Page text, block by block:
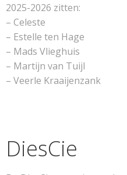
2025-2026 zitten:
– Celeste
– Estelle ten Hage
– Mads Vlieghuis
– Martijn van Tuijl
– Veerle Kraaijenzank
DiesCie